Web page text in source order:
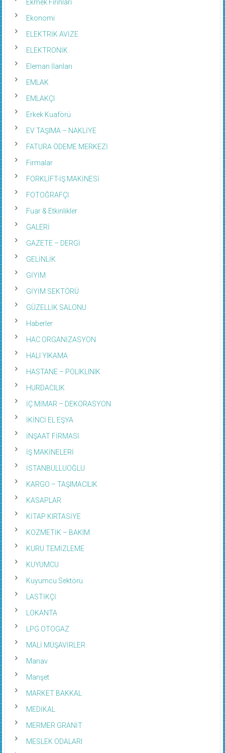
Ekmek Fırınları
Ekonomi
ELEKTRİK AVİZE
ELEKTRONİK
Eleman İlanları
EMLAK
EMLAKÇI
Erkek Kuaförü
EV TAŞIMA – NAKLİYE
FATURA ÖDEME MERKEZİ
Firmalar
FORKLİFT-İŞ MAKİNESİ
FOTOĞRAFÇI
Fuar & Etkinlikler
GALERİ
GAZETE – DERGİ
GELİNLİK
GİYİM
GİYİM SEKTÖRÜ
GÜZELLİK SALONU
Haberler
HAC ORGANİZASYON
HALI YIKAMA
HASTANE – POLIKLINIK
HURDACILIK
İÇ MİMAR – DEKORASYON
İKİNCİ EL EŞYA
İNŞAAT FİRMASI
İŞ MAKİNELERİ
İSTANBULLUOĞLU
KARGO – TAŞIMACILIK
KASAPLAR
KİTAP KIRTASİYE
KOZMETİK – BAKIM
KURU TEMİZLEME
KUYUMCU
Kuyumcu Sektörü
LASTİKÇİ
LOKANTA
LPG OTOGAZ
MALİ MÜŞAVİRLER
Manav
Manşet
MARKET BAKKAL
MEDİKAL
MERMER GRANİT
MESLEK ODALARI